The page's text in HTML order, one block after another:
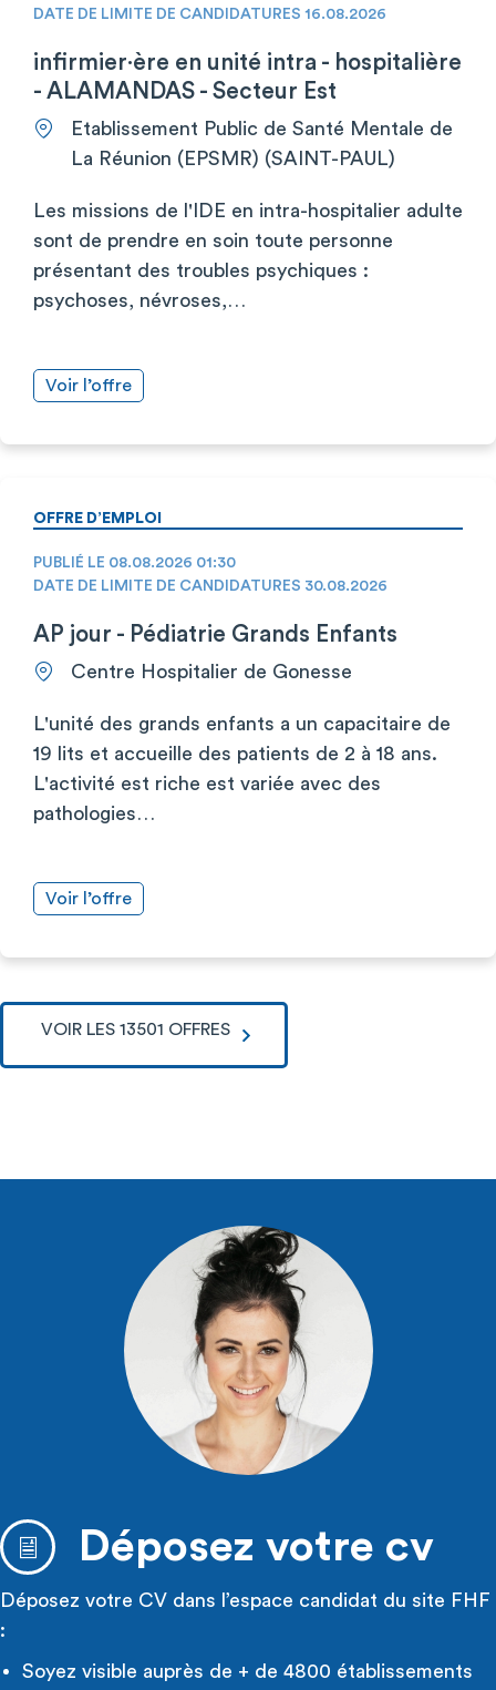
DATE DE LIMITE DE CANDIDATURES 16.08.2026
infirmier·ère en unité intra - hospitalière
- ALAMANDAS - Secteur Est
Etablissement Public de Santé Mentale de
La Réunion (EPSMR) (SAINT-PAUL)
Les missions de l'IDE en intra-hospitalier adulte
sont de prendre en soin toute personne
présentant des troubles psychiques :
psychoses, névroses,…
Voir l’offre
OFFRE D’EMPLOI
PUBLIÉ LE 08.08.2026 01:30
DATE DE LIMITE DE CANDIDATURES 30.08.2026
AP jour - Pédiatrie Grands Enfants
Centre Hospitalier de Gonesse
L'unité des grands enfants a un capacitaire de
19 lits et accueille des patients de 2 à 18 ans.
L'activité est riche est variée avec des
pathologies…
Voir l’offre
VOIR LES 13501 OFFRES
Déposez votre cv
Déposez votre CV dans l’espace candidat du site FHF
:
Soyez visible auprès de + de 4800 établissements